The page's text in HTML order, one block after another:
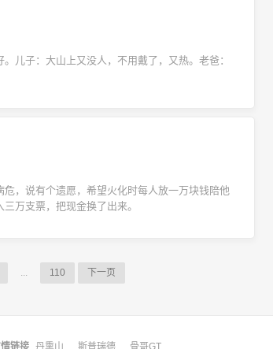
儿子：大山上又没人，不用戴了，又热。老爸：
，说有个遗愿，希望火化时每人放一万块钱陪他
万支票，把现金换了出来。
... 110 下一页
链接 丹熏山 斯普瑞德 骨哥GT